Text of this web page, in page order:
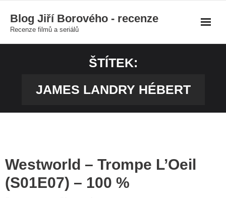
content
Blog Jiří Borového - recenze
Recenze filmů a seriálů
ŠTÍTEK:
JAMES LANDRY HÉBERT
Westworld – Trompe L’Oeil
(S01E07) – 100 %